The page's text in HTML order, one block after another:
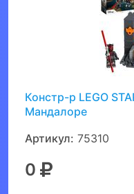
Констр-р LEGO
Мандалоре
Артикул: 75310
0